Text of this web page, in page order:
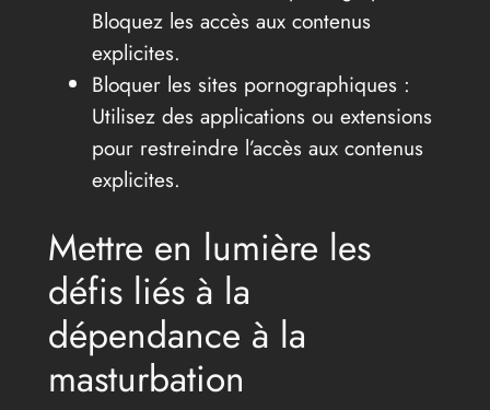
Bloquez les accès aux contenus
explicites.
Bloquer les sites pornographiques :
Utilisez des applications ou extensions
pour restreindre l’accès aux contenus
explicites.
Mettre en lumière les
défis liés à la
dépendance à la
masturbation